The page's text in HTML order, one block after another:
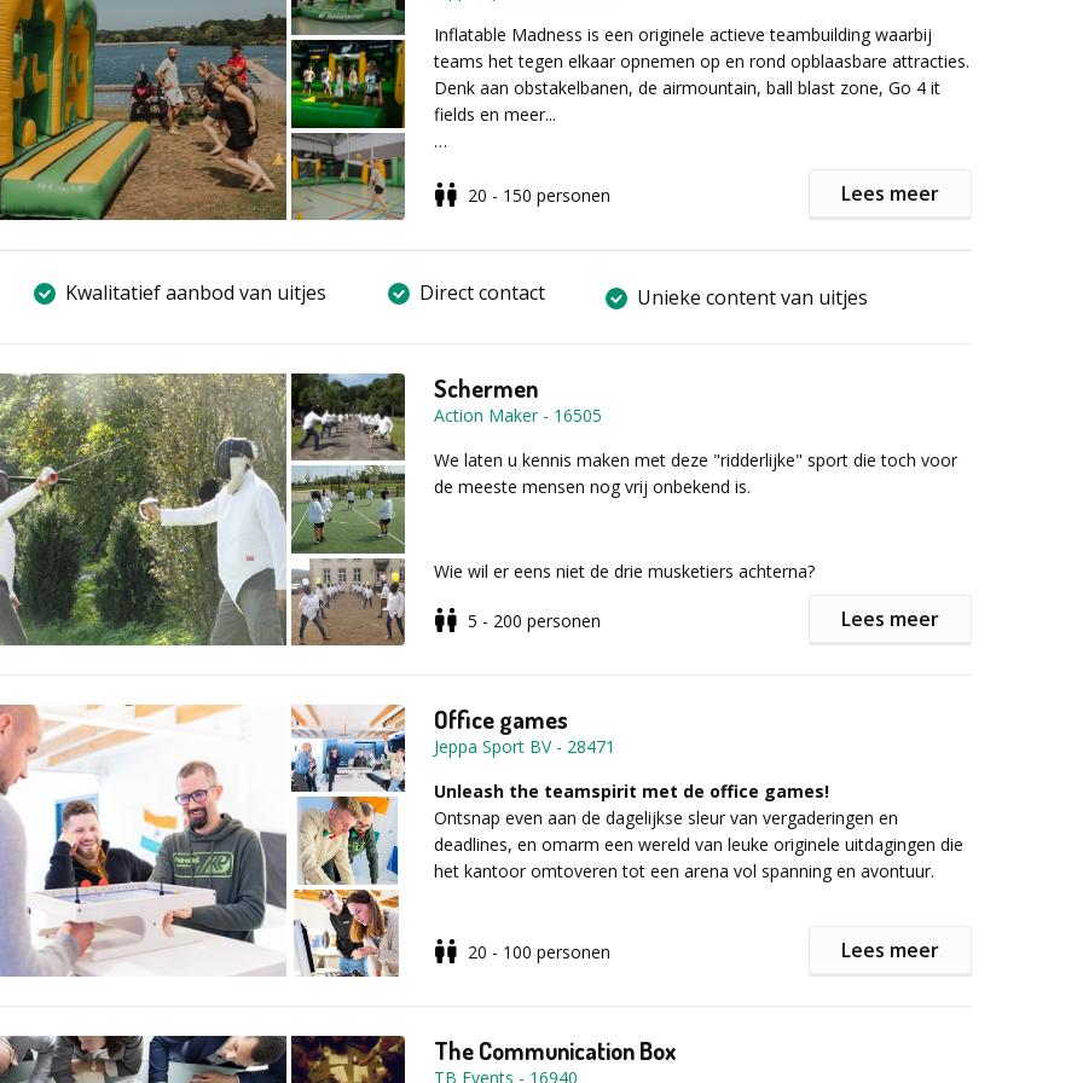
cadeau voor een verjaardag of een trouw. Onder begeleiding van
een ervaren smid leer je de kneepjes van het vak waarna je een
schort, handschoenen en een veiligheidsbril krijgt zodat je zelf aan
de slag kan gaan.
En op het einde krijg je natuurlijk je creaties mee naar huis. Wij
kunnen grotere groepen aan in combinatie met 1 van onze andere
activiteiten.
formulier invullen.
Inflatable Madness is een originele actieve teambuilding waarbij
teams het tegen elkaar opnemen op en rond opblaasbare attracties.
Denk aan obstakelbanen, de airmountain, ball blast zone, Go 4 it
fields en meer...
ruimte en gewenste intensiteit.
20 - 150 personen Lees meer
Kwalitatief aanbod van uitjes Direct contact Unieke content van uitjes
Schermen
Action Maker- 16505
We laten u kennis maken met deze "ridderlijke" sport die toch voor
de meeste mensen nog vrij onbekend is.
Wie wil er eens niet de drie musketiers achterna?
houding
basispassen
uitval
parades
Voor elke deelnemer wordt er een basisuitrusting voorzien: een
kunnen uitdagen. Deze activiteit is ook geschikt voor kinderen of als
activiteit op een familiedag.
5 - 200 personen Lees meer
Office games
Jeppa Sport BV- 28471
Unleash the teamspirit met de office games!
Ontsnap even aan de dagelijkse sleur van vergaderingen en
deadlines, en omarm een wereld van leuke originele uitdagingen die
het kantoor omtoveren tot een arena vol spanning en avontuur.
Denk aan creatieve hersenkrakers, eenvoudige kantoorsporten en
20 - 100 personen Lees meer
The Communication Box
TB Events - 16940